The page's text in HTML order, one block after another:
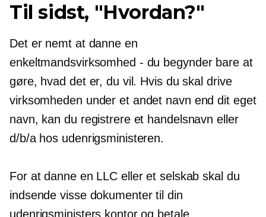
Til sidst, "Hvordan?"
Det er nemt at danne en
enkeltmandsvirksomhed - du begynder bare at
gøre, hvad det er, du vil. Hvis du skal drive
virksomheden under et andet navn end dit eget
navn, kan du registrere et handelsnavn eller
d/b/a hos udenrigsministeren.
For at danne en LLC eller et selskab skal du
indsende visse dokumenter til din
udenrigsministers kontor og betale